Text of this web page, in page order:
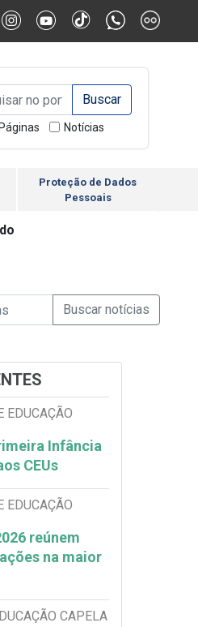
Alternar Tamanho da Fonte
de Busca de
de informaçõesEnviar a Busca
Notícias
Proteção de Dados
Pessoais
de Notícias
informaçõesEnviar a Busca de
EDUCAÇÃO
Infância
CEUs
EDUCAÇÃO
reúnem
na maior
CAPELA